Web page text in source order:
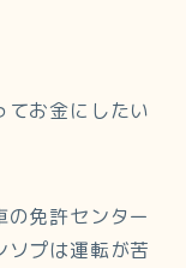
てお金にしたい
免許センター
ソプは運転が苦